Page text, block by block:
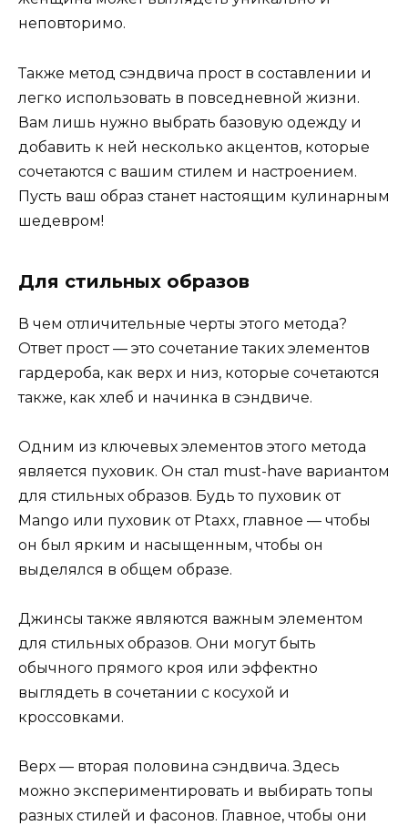
неповторимо.
Также метод сэндвича прост в составлении и
легко использовать в повседневной жизни.
Вам лишь нужно выбрать базовую одежду и
добавить к ней несколько акцентов, которые
сочетаются с вашим стилем и настроением.
Пусть ваш образ станет настоящим кулинарным
шедевром!
Для стильных образов
В чем отличительные черты этого метода?
Ответ прост — это сочетание таких элементов
гардероба, как верх и низ, которые сочетаются
также, как хлеб и начинка в сэндвиче.
Одним из ключевых элементов этого метода
является пуховик. Он стал must-have вариантом
для стильных образов. Будь то пуховик от
Mango или пуховик от Ptaxx, главное — чтобы
он был ярким и насыщенным, чтобы он
выделялся в общем образе.
Джинсы также являются важным элементом
для стильных образов. Они могут быть
обычного прямого кроя или эффектно
выглядеть в сочетании с косухой и
кроссовками.
Верх — вторая половина сэндвича. Здесь
можно экспериментировать и выбирать топы
разных стилей и фасонов. Главное, чтобы они